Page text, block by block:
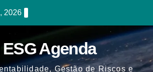
2026
Agenda
Gestão de Riscos e